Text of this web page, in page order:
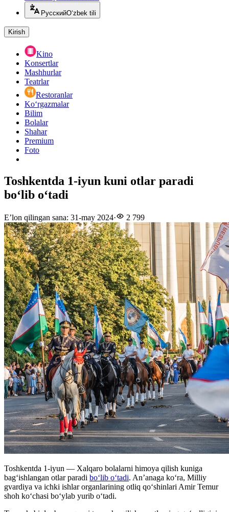
РусскийO‘zbek tili
Kirish
Kino
Konsertlar
Mashhurlar
Teatrlar
Restoranlar
Ko‘rgazmalar
Bilim
Bolalar
Shahar
Premium
Foto
Toshkentda 1-iyun kuni otlar paradi
bo‘lib o‘tadi
E’lon qilingan sana: 31-may 2024· 2 799
Toshkentda 1-iyun — Xalqaro bolalarni himoya qilish kuniga
bag‘ishlangan otlar paradi bo‘lib o‘tadi. An’anaga ko‘ra, Milliy
gvardiya va ichki ishlar organlarining otliq qo‘shinlari Amir Temur
shoh ko‘chasi bo‘ylab yurib oʻtadi.